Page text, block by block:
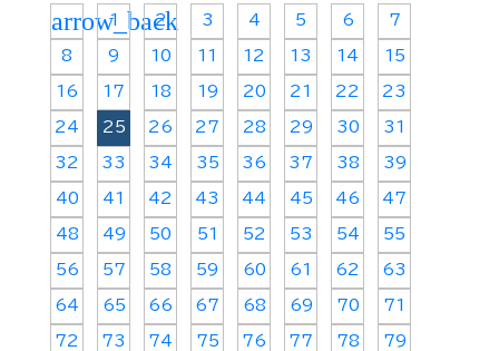
arrow_back
1 2 3 4 5 6 7
8 9 10 11 12 13 14 15
16 17 18 19 20 21 22 23
24 25 26 27 28 29 30 31
32 33 34 35 36 37 38 39
40 41 42 43 44 45 46 47
48 49 50 51 52 53 54 55
56 57 58 59 60 61 62 63
64 65 66 67 68 69 70 71
72 73 74 75 76 77 78 79